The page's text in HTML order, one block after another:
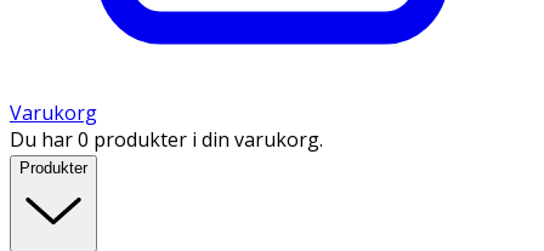
Varukorg
Du har 0 produkter i din varukorg.
Produkter